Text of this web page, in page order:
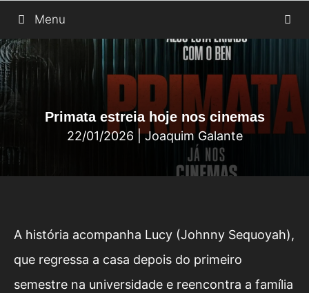
para
o
conteúdo
Menu
Primata estreia hoje nos cinemas
22/01/2026 |Joaquim Galante
A história acompanha Lucy (Johnny Sequoyah),
que regressa a casa depois do primeiro
semestre na universidade e reencontra a família